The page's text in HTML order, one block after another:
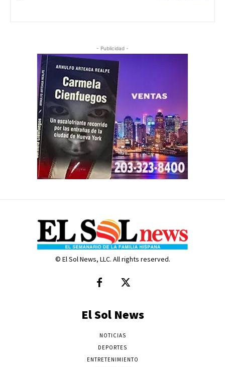
- Publicidad -
© El Sol News, LLC. All rights reserved.
El Sol News
NOTICIAS
DEPORTES
ENTRETENIMIENTO